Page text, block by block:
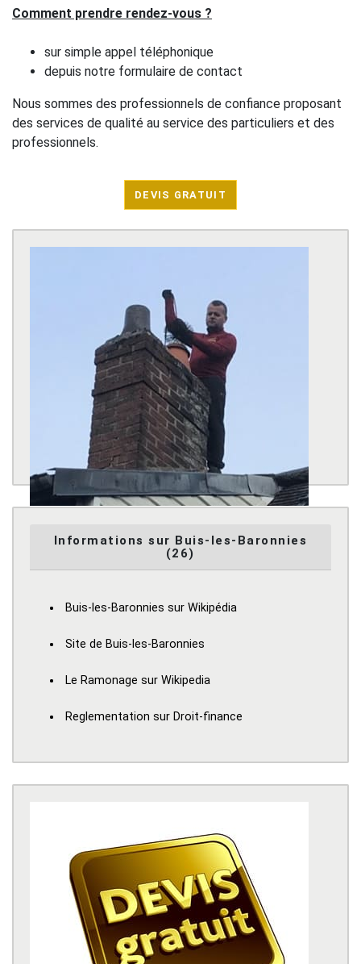
Comment prendre rendez-vous ?
sur simple appel téléphonique
depuis notre formulaire de contact
Nous sommes des professionnels de confiance proposant
des services de qualité au service des particuliers et des
professionnels.
DEVIS GRATUIT
Informations sur Buis-les-Baronnies
(26)
Buis-les-Baronnies sur Wikipédia
Site de Buis-les-Baronnies
Le Ramonage sur Wikipedia
Reglementation sur Droit-finance